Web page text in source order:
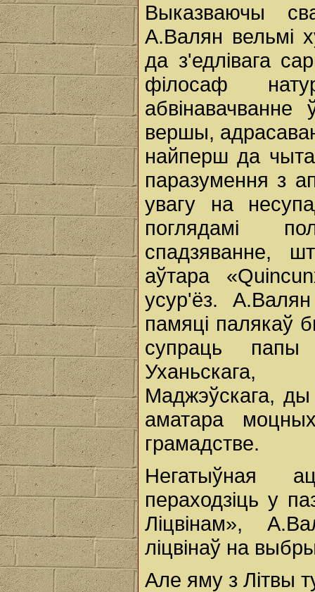
Выказваючы
А.Валян вельмі
да з'едлівага
філосаф
вершы,
найперш да
паразумення з
увагу на
поглядамі
спадзяванне,
аўтара
усур'ёз.
памяці палякаў
супраць
Уханьскага,
Маджэўскага,
аматара
грамадстве.
Негатыўная
пераходзіць у
Ліцвінам»,
ліцвінаў на
Але яму з Літвы